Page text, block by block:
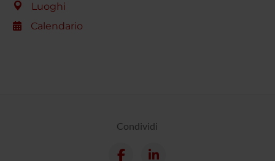
Luoghi
Calendario
Condividi